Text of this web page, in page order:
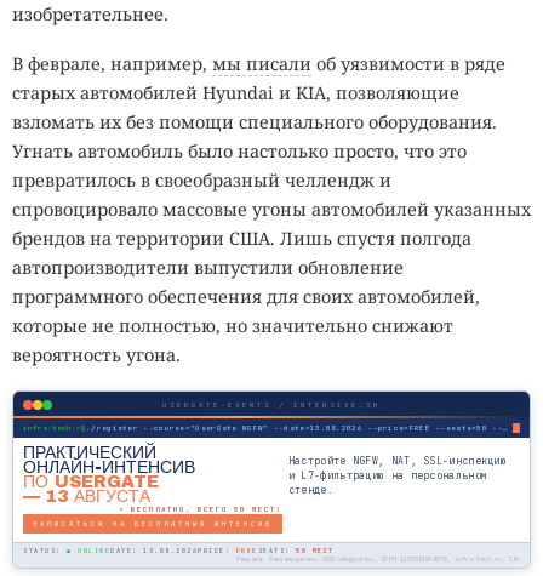
изобретательнее.
В феврале, например, мы писали об уязвимости в ряде
старых автомобилей Hyundai и KIA, позволяющие
взломать их без помощи специального оборудования.
Угнать автомобиль было настолько просто, что это
превратилось в своеобразный челлендж и
спровоцировало массовые угоны автомобилей указанных
брендов на территории США. Лишь спустя полгода
автопроизводители выпустили обновление
программного обеспечения для своих автомобилей,
которые не полностью, но значительно снижают
вероятность угона.
USERGATE-EVENTS / INTENSIVE.SH
infra-tech:~$ ./register --course="UserGate NGFW" --date=13.08.2026 --price=FREE --seats=50 --mode=online
ПРАКТИЧЕСКИЙ
ОНЛАЙН-ИНТЕНСИВ
ПО USERGATE
— 13 АВГУСТА
Настройте NGFW, NAT, SSL-инспекцию
и L7-фильтрацию на персональном
стенде.
⚡ БЕСПЛАТНО. ВСЕГО 50 МЕСТ!
ЗАПИСАТЬСЯ НА БЕСПЛАТНЫЙ ИНТЕНСИВ
STATUS: ● ONLINE DATE: 13.08.2026 PRICE: FREE SEATS: 50 МЕСТ
Реклама. Рекламодатель: ООО «Инфратех», ОГРН 1195081048073, infra-tech.ru, 18+